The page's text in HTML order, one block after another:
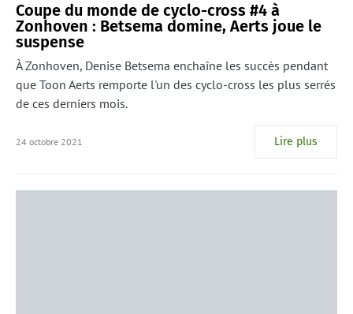
Coupe du monde de cyclo-cross #4 à
Zonhoven : Betsema domine, Aerts joue le
suspense
À Zonhoven, Denise Betsema enchaîne les succès pendant
que Toon Aerts remporte l'un des cyclo-cross les plus serrés
de ces derniers mois.
24 octobre 2021 Lire plus